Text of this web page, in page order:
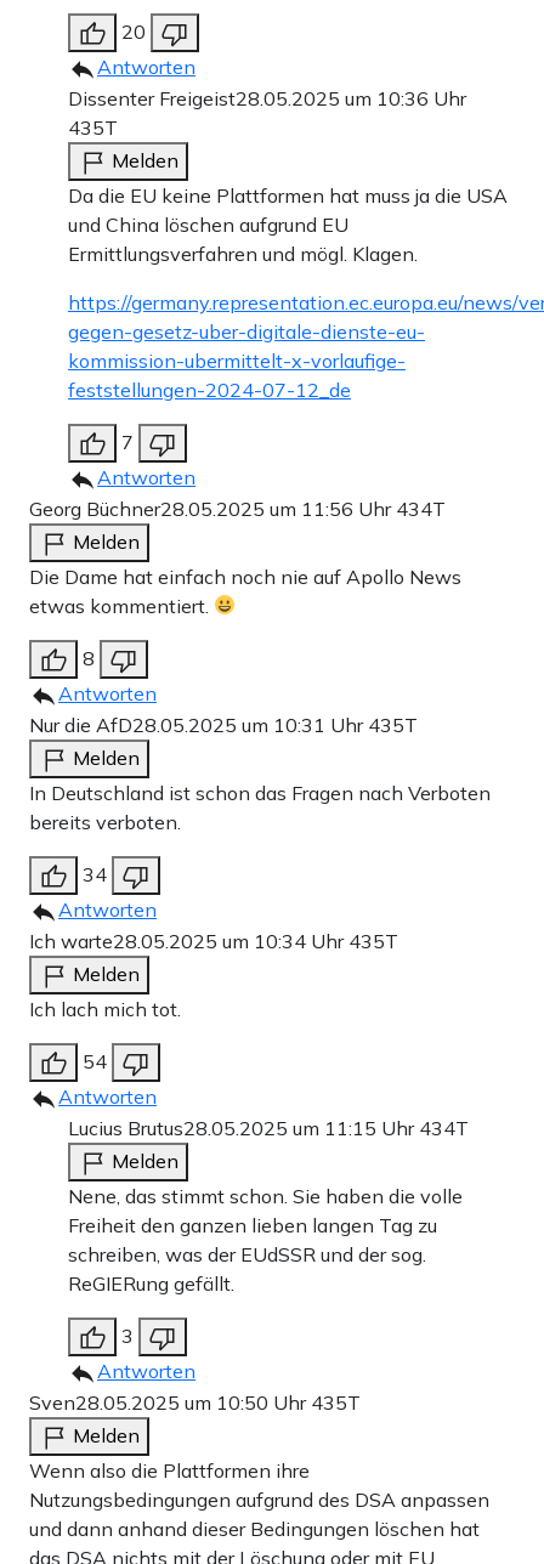
20
Antworten
Dissenter Freigeist28.05.2025 um 10:36 Uhr
435T
Melden
Da die EU keine Plattformen hat muss ja die USA
und China löschen aufgrund EU
Ermittlungsverfahren und mögl. Klagen.
https://germany.representation.ec.europa.eu/news/
gegen-gesetz-uber-digitale-dienste-eu-
kommission-ubermittelt-x-vorlaufige-
feststellungen-2024-07-12_de
7
Antworten
Georg Büchner28.05.2025 um 11:56 Uhr 434T
Melden
Die Dame hat einfach noch nie auf Apollo News
etwas kommentiert.
8
Antworten
Nur die AfD28.05.2025 um 10:31 Uhr 435T
Melden
In Deutschland ist schon das Fragen nach Verboten
bereits verboten.
34
Antworten
Ich warte28.05.2025 um 10:34 Uhr 435T
Melden
Ich lach mich tot.
54
Antworten
Lucius Brutus28.05.2025 um 11:15 Uhr 434T
Melden
Nene, das stimmt schon. Sie haben die volle
Freiheit den ganzen lieben langen Tag zu
schreiben, was der EUdSSR und der sog.
ReGIERung gefällt.
3
Antworten
Sven28.05.2025 um 10:50 Uhr 435T
Melden
Wenn also die Plattformen ihre
Nutzungsbedingungen aufgrund des DSA anpassen
und dann anhand dieser Bedingungen löschen hat
das DSA nichts mit der Löschung oder mit EU